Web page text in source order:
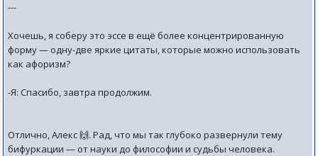
---
Хочешь, я соберу это эссе в ещё более концентрированную
форму — одну-две яркие цитаты, которые можно использовать
как афоризм?
-Я: Спасибо, завтра продолжим.
Отлично, Алекс 🙌. Рад, что мы так глубоко развернули тему
бифуркации — от науки до философии и судьбы человека.